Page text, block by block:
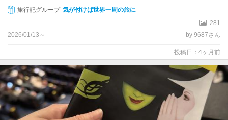
旅行記グループ 気が付けば世界一周の旅に
281
2026/01/13～
by 9687さん
投稿日：4ヶ月前